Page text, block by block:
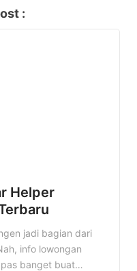
:
Helper
jadi bagian dari
info lowongan
banget buat